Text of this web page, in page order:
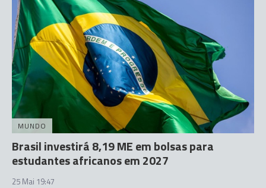
MUNDO
Brasil investirá 8,19 ME em bolsas para
estudantes africanos em 2027
25 Mai 19:47